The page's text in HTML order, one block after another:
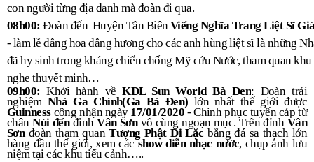
con người từng địa danh mà đoàn đi qua.
08h00:Đoàn đến Huyện Tân Biên Viếng Nghĩa Trang Liệt Sĩ
- làm lễ dâng hoa dâng hương cho các anh hùng liệt sĩ là những
đã hy sinh trong kháng chiến chống Mỹ cứu Nước, tham quan
nghe thuyết minh…
09h00:Khởi hành vềKDL Sun World Bà Đen: Đoàn trải
nghiệm Nhà Ga Chính(Ga Bà Đen) lớn nhất thế giới được
Guinness công nhận ngày17/01/2020- Chinh phục tuyến cáp từ
chân Núi đếnđỉnhVân Sơnvô cùng ngoạn mục. Trên đỉnh Vân
Sơnđoàn tham quanTượng Phật Di Lặcbằng đá sa thạch lớn
hàng đầu thế giới, xem cácshow diễn nhạc nước, chụp ảnh lưu
niệm tại các khu tiểu cảnh…..